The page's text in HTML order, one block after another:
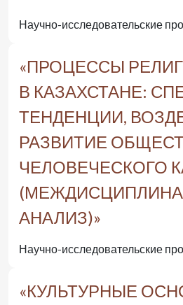
Научно-исследовательские
«ПРОЦЕССЫ
В КАЗАХСТАНЕ:
ТЕНДЕНЦИИ,
РАЗВИТИЕ
ЧЕЛОВЕЧЕСКОГО
АНАЛИЗ)»
Научно-исследовательские
«КУЛЬТУРНЫЕ